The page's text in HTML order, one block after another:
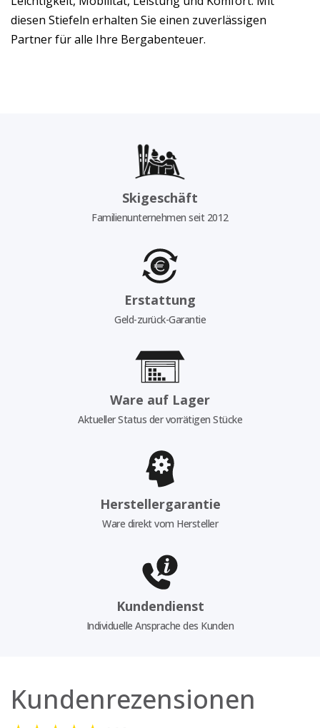
diesen Stiefeln erhalten Sie einen zuverlässigen
Partner für alle Ihre Bergabenteuer.
Skigeschäft
Familienunternehmen seit 2012
Erstattung
Geld-zurück-Garantie
Ware auf Lager
Aktueller Status der vorrätigen Stücke
Herstellergarantie
Ware direkt vom Hersteller
Kundendienst
Individuelle Ansprache des Kunden
Kundenrezensionen